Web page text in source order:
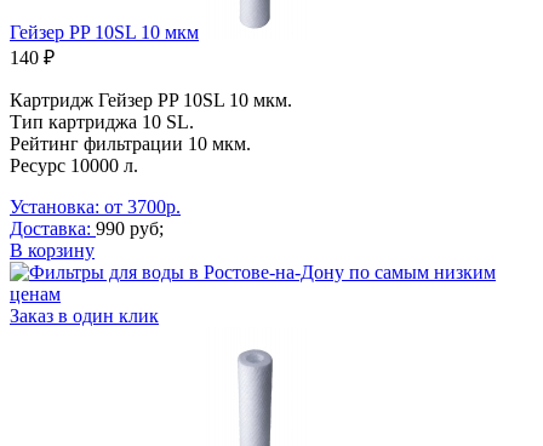
Гейзер PP 10SL 10 мкм
140 ₽
Картридж Гейзер PP 10SL 10 мкм.
Тип картриджа 10 SL.
Рейтинг фильтрации 10 мкм.
Ресурс 10000 л.
Установка: от 3700р.
Доставка: 990 руб;
В корзину
Заказ в один клик